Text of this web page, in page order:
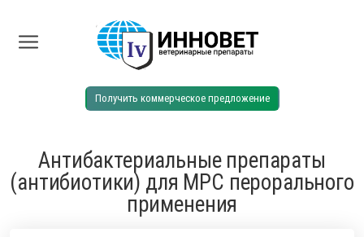
Получить коммерческое предложение
Антибактериальные препараты
(антибиотики) для МРС перорального
применения